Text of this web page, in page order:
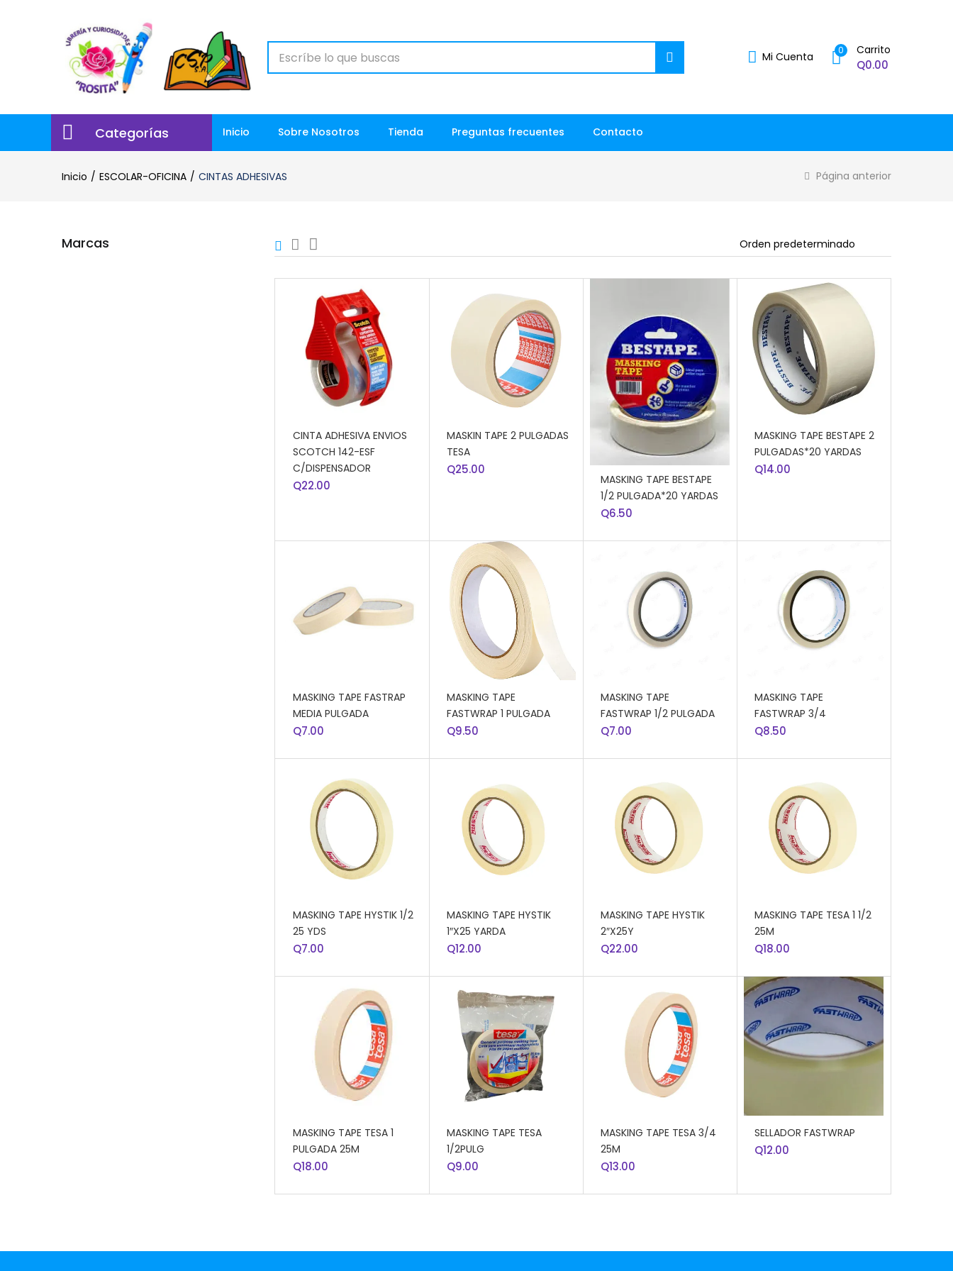
Mi Cuenta 0 Carrito
Q0.00
Categorías Inicio Sobre Nosotros Tienda Preguntas frecuentes Contacto
Inicio ESCOLAR-OFICINA CINTAS ADHESIVAS Página anterior
CINTA ADHESIVA ENVIOS
SCOTCH 142-ESF
C/DISPENSADOR
Q22.00
MASKIN TAPE 2 PULGADAS
TESA
Q25.00 AÑADIR AL CARRITO
MASKING TAPE BESTAPE
1/2 PULGADA*20 YARDAS
Q6.50
AÑADIR AL CARRITO
MASKING TAPE BESTAPE 2
PULGADAS*20 YARDAS
Q14.00
MASKING TAPE FASTRAP
MEDIA PULGADA
Q7.00
AÑADIR AL CARRITO
MASKING TAPE
FASTWRAP 1 PULGADA
Q9.50
MASKING TAPE
FASTWRAP 1/2 PULGADA
Q7.00
MASKING TAPE
FASTWRAP 3/4
Q8.50
MASKING TAPE HYSTIK 1/2
25 YDS
Q7.00
MASKING TAPE HYSTIK
1″X25 YARDA
Q12.00
MASKING TAPE HYSTIK
2″X25Y
Q22.00
MASKING TAPE TESA 1 1/2
25M
Q18.00
MASKING TAPE TESA 1
PULGADA 25M
Q18.00
MASKING TAPE TESA
1/2PULG
Q9.00
MASKING TAPE TESA 3/4
25M
Q13.00
AÑADIR AL CARRITO
SELLADOR FASTWRAP
Q12.00
Marcas